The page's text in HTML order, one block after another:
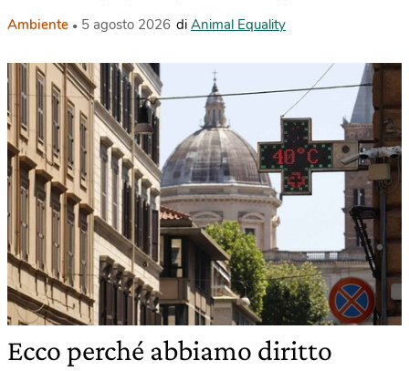
Ambiente 5 agosto 2026 di Animal Equality
Ecco perché abbiamo diritto